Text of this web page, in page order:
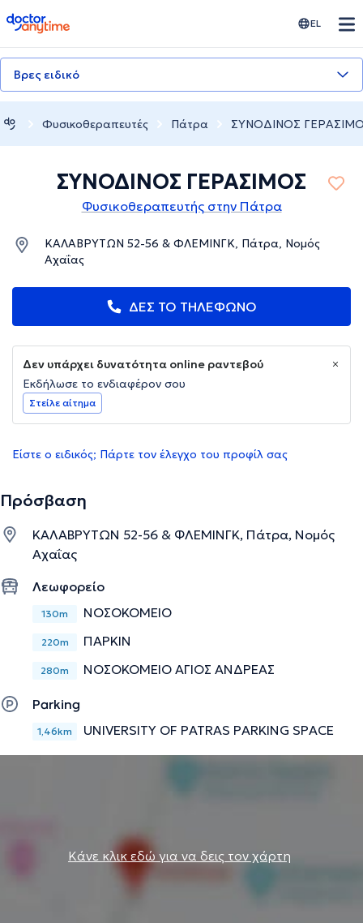
doctoranytime EL
Βρες ειδικό
Φυσικοθεραπευτές Πάτρα ΣΥΝΟΔΙΝΟΣ
ΣΥΝΟΔΙΝΟΣ ΓΕΡΑΣΙΜΟΣ
Φυσικοθεραπευτής στην Πάτρα
ΚΑΛΑΒΡΥΤΩΝ 52-56 & ΦΛΕΜΙΝΓΚ, Πάτρα, Νομός
Αχαΐας
ΔΕΣ ΤΟ ΤΗΛΕΦΩΝΟ
Δεν υπάρχει δυνατότητα online ραντεβού
Εκδήλωσε το ενδιαφέρον σου
Στείλε αίτημα
Είστε ο ειδικός; Πάρτε τον έλεγχο του προφίλ σας
Πρόσβαση
ΚΑΛΑΒΡΥΤΩΝ 52-56 & ΦΛΕΜΙΝΓΚ, Πάτρα, Νομός
Αχαΐας
Λεωφορείο
130m ΝΟΣΟΚΟΜΕΙΟ
220m ΠΑΡΚΙΝ
280m ΝΟΣΟΚΟΜΕΙΟ ΑΓΙΟΣ ΑΝΔΡΕΑΣ
Parking
1,46km UNIVERSITY OF PATRAS PARKING SPACE
Κάνε κλικ εδώ για να δεις τον χάρτη